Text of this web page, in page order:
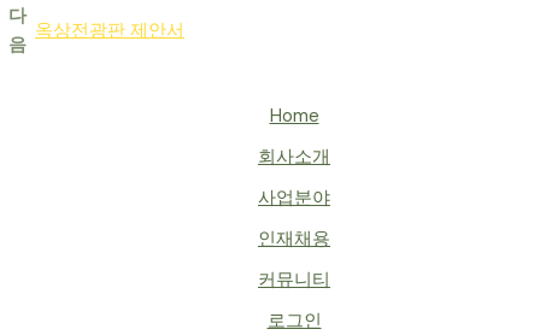
다
음
옥상전광판 제안서
Home
회사소개
사업분야
인재채용
커뮤니티
로그인